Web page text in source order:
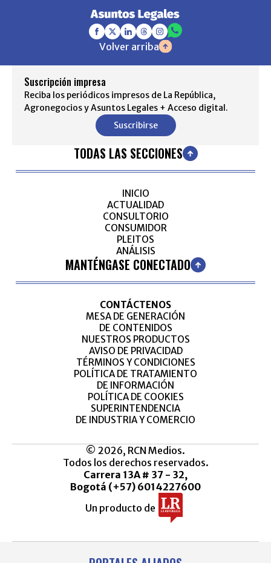
Volver arriba
Suscripción impresa
Reciba los periódicos impresos de La República,
Agronegocios y Asuntos Legales + Acceso digital.
Suscribirse
TODAS LAS SECCIONES
INICIO
ACTUALIDAD
CONSULTORIO
CONSUMIDOR
PLEITOS
ANÁLISIS
MANTÉNGASE CONECTADO
CONTÁCTENOS
MESA DE GENERACIÓN
DE CONTENIDOS
NUESTROS PRODUCTOS
AVISO DE PRIVACIDAD
TÉRMINOS Y CONDICIONES
POLÍTICA DE TRATAMIENTO
DE INFORMACIÓN
POLÍTICA DE COOKIES
SUPERINTENDENCIA
DE INDUSTRIA Y COMERCIO
© 2026, RCN Medios.
Todos los derechos reservados.
Carrera 13A # 37 - 32,
Bogotá (+57) 6014227600
Un producto de